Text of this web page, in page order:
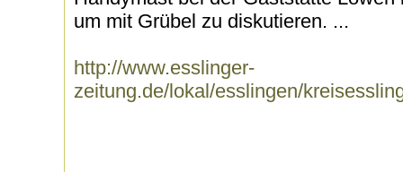
um mit Grübel zu diskutieren. ...
http://www.esslinger-
zeitung.de/lokal/esslingen/